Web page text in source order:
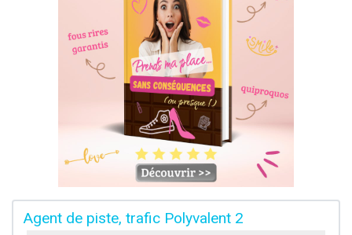
Agent de piste, trafic Polyvalent 2